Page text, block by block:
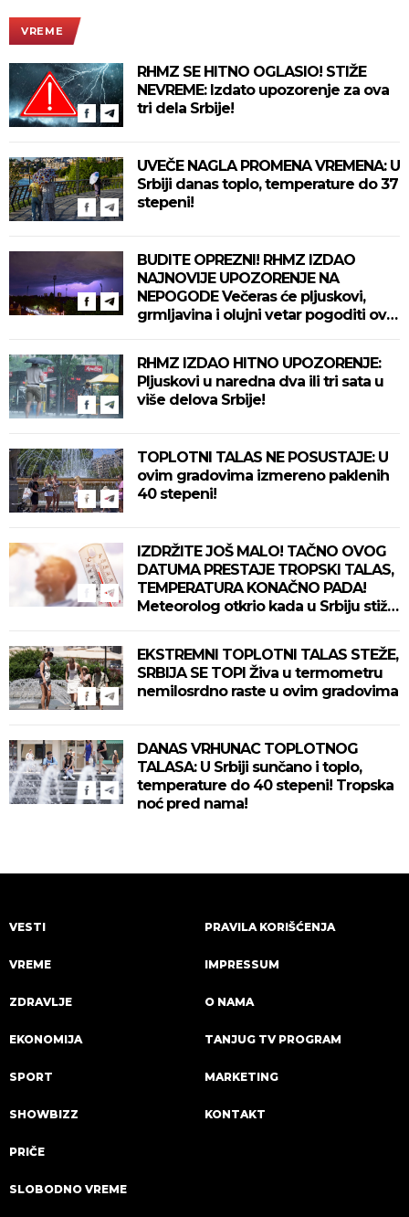
VREME
RHMZ SE HITNO OGLASIO! STIŽE
NEVREME: Izdato upozorenje za ova
tri dela Srbije!
UVEČE NAGLA PROMENA VREMENA: U
Srbiji danas toplo, temperature do 37
stepeni!
BUDITE OPREZNI! RHMZ IZDAO
NAJNOVIJE UPOZORENJE NA
NEPOGODE Večeras će pljuskovi,
grmljavina i olujni vetar pogoditi ove
RHMZ IZDAO HITNO UPOZORENJE:
Pljuskovi u naredna dva ili tri sata u
više delova Srbije!
TOPLOTNI TALAS NE POSUSTAJE: U
ovim gradovima izmereno paklenih
40 stepeni!
IZDRŽITE JOŠ MALO! TAČNO OVOG
DATUMA PRESTAJE TROPSKI TALAS,
TEMPERATURA KONAČNO PADA!
Meteorolog otkrio kada u Srbiju stiže
EKSTREMNI TOPLOTNI TALAS STEŽE,
SRBIJA SE TOPI Živa u termometru
nemilosrdno raste u ovim gradovima
DANAS VRHUNAC TOPLOTNOG
TALASA: U Srbiji sunčano i toplo,
temperature do 40 stepeni! Tropska
noć pred nama!
VESTI
VREME
ZDRAVLJE
EKONOMIJA
SPORT
SHOWBIZZ
PRIČE
SLOBODNO VREME
PRAVILA KORIŠĆENJA
IMPRESSUM
O NAMA
TANJUG TV PROGRAM
MARKETING
KONTAKT